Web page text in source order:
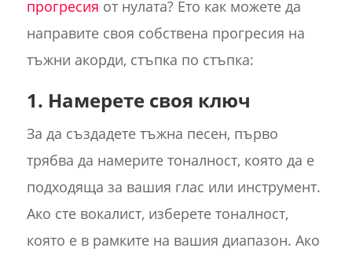
прогресия от нулата? Ето как можете да
направите своя собствена прогресия на
тъжни акорди, стъпка по стъпка:
1. Намерете своя ключ
За да създадете тъжна песен, първо
трябва да намерите тоналност, която да е
подходяща за вашия глас или инструмент.
Ако сте вокалист, изберете тоналност,
която е в рамките на вашия диапазон. Ако